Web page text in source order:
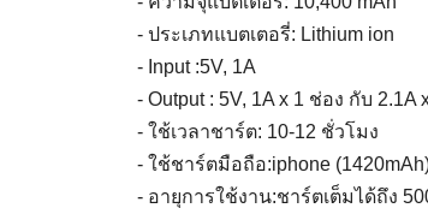
- ประเภทแบตเตอรี่: Lithium ion
- Input :5V, 1A
- Output : 5V, 1A x 1 ช่อง กับ 2.1A
- ใช้เวลาชาร์ต: 10-12 ชั่วโมง
- ใช้ชาร์ตมือถือ:iphone
- อายุการใช้งาน:ชาร์ตเต็มได้ถึง